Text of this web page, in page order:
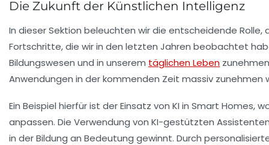
Die Zukunft der Künstlichen Intelligenz
In dieser Sektion beleuchten wir die entscheidende Rolle,
Fortschritte, die wir in den letzten Jahren beobachtet
Bildungswesen und in unserem täglichen Leben
Anwendungen in der kommenden Zeit massiv zunehmen
Ein Beispiel hierfür ist der Einsatz von KI in Smart Homes,
anpassen. Die Verwendung von KI-gestützten
in derBildung an Bedeutung gewinnt. Durch